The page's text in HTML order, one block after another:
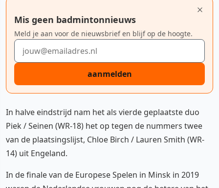
Mis geen badmintonnieuws
Meld je aan voor de nieuwsbrief en blijf op de hoogte.
E-mailadres
aanmelden
In halve eindstrijd nam het als vierde geplaatste duo
Piek / Seinen (WR-18) het op tegen de nummers twee
van de plaatsingslijst, Chloe Birch / Lauren Smith (WR-
14) uit Engeland.
In de finale van de Europese Spelen in Minsk in 2019